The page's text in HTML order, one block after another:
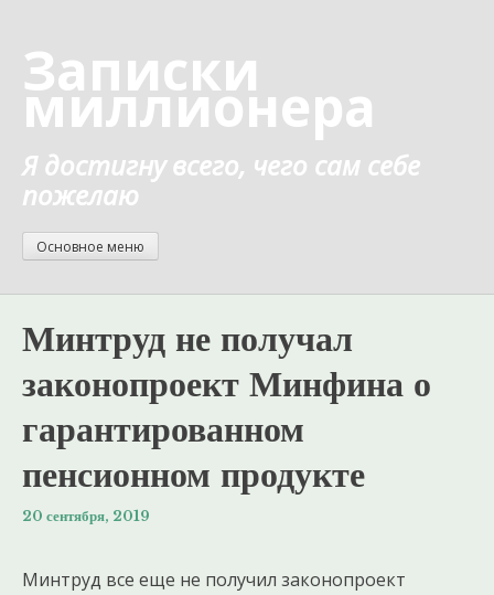
содержанию
Записки
миллионера
Я достигну всего, чего сам себе
пожелаю
Основное меню
Минтруд не получал
законопроект Минфина о
гарантированном
пенсионном продукте
20 сентября, 2019
Минтруд все еще не получил законопроект